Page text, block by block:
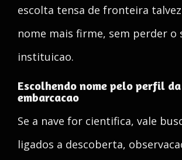
escolta tensa de fronteira
nome mais firme, sem perder o
instituicao.
Escolhendo nome pelo perfil da
embarcacao
Se a nave for cientifica, vale
ligados a descoberta,